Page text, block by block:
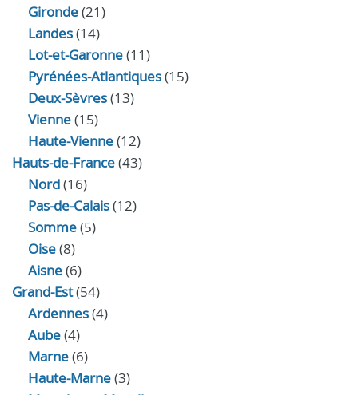
Gironde(21)
Landes(14)
Lot-et-Garonne(11)
Pyrénées-Atlantiques(15)
Deux-Sèvres(13)
Vienne(15)
Haute-Vienne(12)
Hauts-de-France(43)
Nord(16)
Pas-de-Calais(12)
Somme(5)
Oise(8)
Aisne(6)
Grand-Est(54)
Ardennes(4)
Aube(4)
Marne(6)
Haute-Marne(3)